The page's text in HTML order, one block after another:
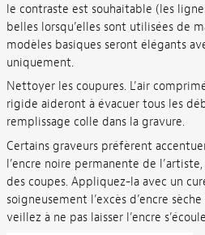
le contraste est souhaitable (les
belles lorsqu’elles sont utilisées de
modèles basiques seront élégants
uniquement.
Nettoyer les coupures. L’air
rigide aideront à évacuer tous les
remplissage colle dans la gravure.
Certains graveurs préfèrent
l’encre noire permanente de
des coupes. Appliquez-la avec un
soigneusement l’excès d’encre
veillez à ne pas laisser l’encre